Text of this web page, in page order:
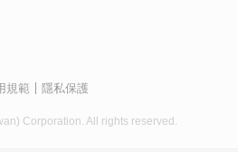
規範 隱私保護
Corporation. All rights reserved.